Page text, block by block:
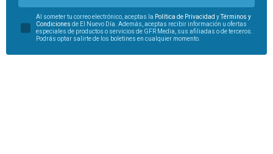
Al someter tu correo electrónico, aceptas la Política de Privacidad y
Términos y
Condiciones de El Nuevo Día. Además, aceptas recibir información u ofertas
especiales de productos o servicios de GFR Media, sus afiliadas o de terceros.
Podrás optar salirte de los boletines en cualquier momento.